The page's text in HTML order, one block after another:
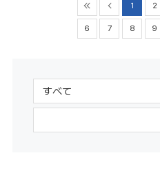
1 2
6 7 8 9